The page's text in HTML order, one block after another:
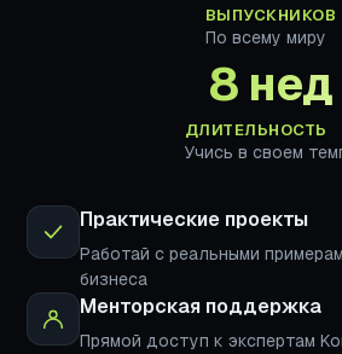
ВЫПУСКНИКОВ
По всему миру
8 нед
ДЛИТЕЛЬНОСТЬ
Учись в своем
Практические проекты
Работай с реальными
бизнеса
Менторская поддержка
Прямой доступ к экспертам